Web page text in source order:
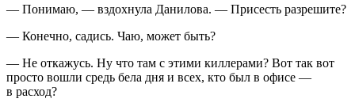
— Понимаю, — вздохнула Данилова. — Присесть разрешите?
— Конечно, садись. Чаю, может быть?
— Не откажусь. Ну что там с этими киллерами? Вот так вот
просто вошли средь бела дня и всех, кто был в офисе —
в расход?